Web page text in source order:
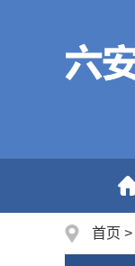
首页 >